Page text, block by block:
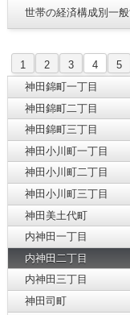
世帯の経済構成別一
1 2 3 4 5
神田錦町一丁目
神田錦町二丁目
神田錦町三丁目
神田小川町一丁目
神田小川町二丁目
神田小川町三丁目
神田美土代町
内神田一丁目
内神田二丁目
内神田三丁目
神田司町